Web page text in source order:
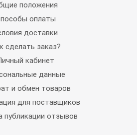
положения
оплаты
доставки
сделать заказ?
кабинет
данные
и обмен товаров
для поставщиков
публикации отзывов